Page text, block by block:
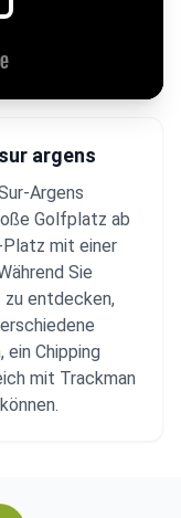
argens
Argens
Golfplatz ab
Platz mit einer
Sie
entdecken,
ein Chipping
mit Trackman